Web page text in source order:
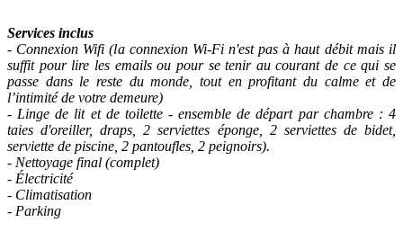
Services inclus
- Connexion Wifi (la connexion Wi-Fi n'est pas à haut débit mais il
suffit pour lire les emails ou pour se tenir au courant de ce qui se
passe dans le reste du monde, tout en profitant du calme et de
l’intimité de votre demeure)
- Linge de lit et de toilette - ensemble de départ par chambre : 4
taies d'oreiller, draps, 2 serviettes éponge, 2 serviettes de bidet,
serviette de piscine, 2 pantoufles, 2 peignoirs).
- Nettoyage final (complet)
- Électricité
- Climatisation
- Parking